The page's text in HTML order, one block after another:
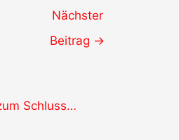
Nächster
Beitrag →
Schluss…